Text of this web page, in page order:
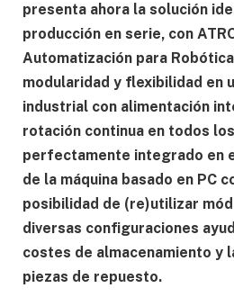
presenta ahora la solución
producción en serie, con
Automatización para
modularidad y flexibilidad en
industrial con alimentación
rotación continua en todos
perfectamente integrado en
de la máquina basado en PC
posibilidad de (re)utilizar
diversas configuraciones
costes de almacenamiento y
piezas de repuesto.